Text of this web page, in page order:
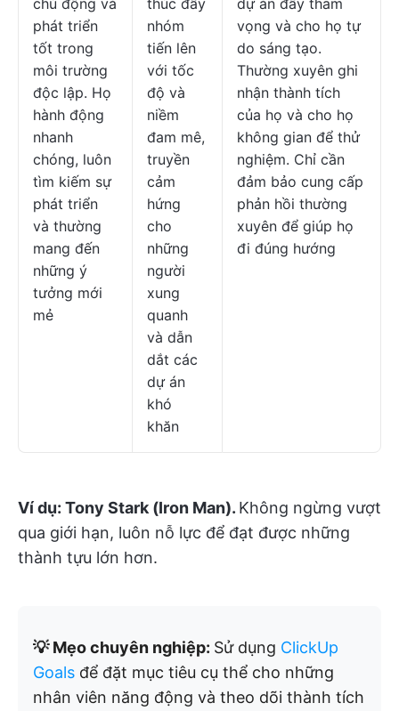
phát triển
tốt trong
môi trường
độc lập. Họ
hành động
nhanh
chóng, luôn
tìm kiếm sự
phát triển
và thường
mang đến
những ý
tưởng mới
mẻ
nhóm
tiến lên
với tốc
độ và
niềm
đam mê,
truyền
cảm
hứng
cho
những
người
xung
quanh
và dẫn
dắt các
dự án
khó
khăn
vọng và cho họ tự
do sáng tạo.
Thường xuyên ghi
nhận thành tích
của họ và cho họ
không gian để thử
nghiệm. Chỉ cần
đảm bảo cung cấp
phản hồi thường
xuyên để giúp họ
đi đúng hướng
Ví dụ: Tony Stark (Iron Man). Không ngừng vượt
qua giới hạn, luôn nỗ lực để đạt được những
thành tựu lớn hơn.
💡 Mẹo chuyên nghiệp: Sử dụng ClickUp
Goals để đặt mục tiêu cụ thể cho những
nhân viên năng động và theo dõi thành tích